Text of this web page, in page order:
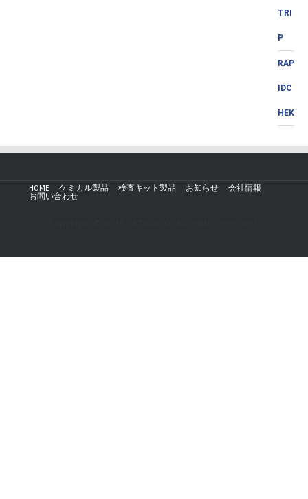
TRI
P
RAP
IDC
HEK
HOME ケミカル製品 検査キット製品 お知らせ
会社情報
お問い合わせ